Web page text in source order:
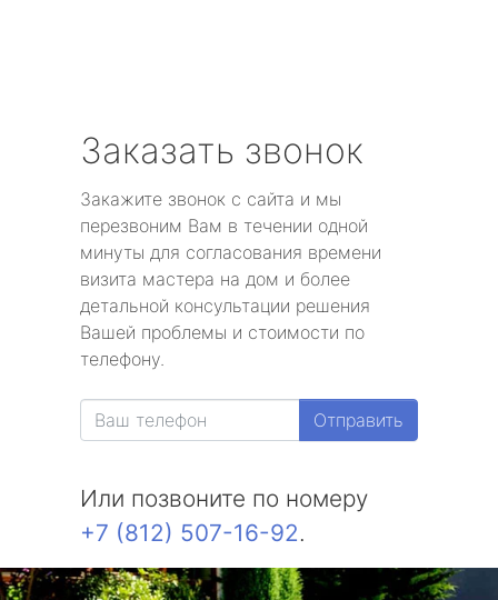
Заказать звонок
Закажите звонок с сайта и мы
перезвоним Вам в течении одной
минуты для согласования времени
визита мастера на дом и более
детальной консультации решения
Вашей проблемы и стоимости по
телефону.
Отправить
Или позвоните по номеру
+7 (812) 507-16-92.